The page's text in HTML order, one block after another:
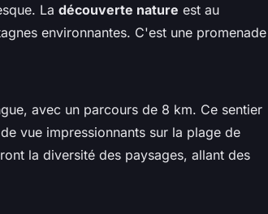
La découverte nature est au
environnantes. C'est une promenade
avec un parcours de 8 km. Ce sentier
vue impressionnants sur la plage de
la diversité des paysages, allant des